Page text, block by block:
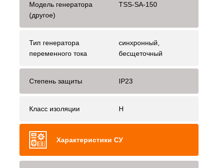
Модель генератора
(другое)
TSS-SA-150
Тип генератора
переменного тока
синхронный,
бесщеточный
Степень защиты IP23
Класс изоляции H
Характеристики СУ